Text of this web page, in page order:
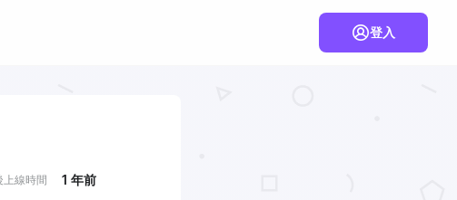
登入
上線時間 1 年前